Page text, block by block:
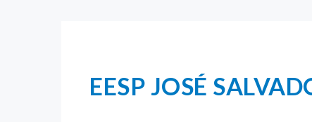
EESP JOSÉ